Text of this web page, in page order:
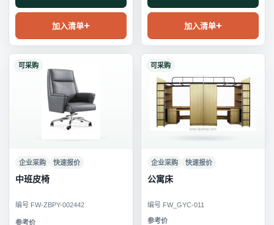
加入清单 加入清单
可采购
企业采购 快速报价
中班皮椅
编号 FW-ZBPY-002442
可采购
企业采购 快速报价
公寓床
编号 FW_GYC-011